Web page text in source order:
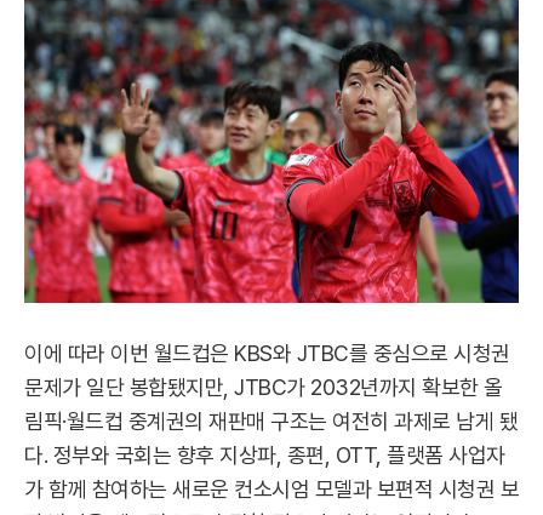
이에 따라 이번 월드컵은 KBS와 JTBC를 중심으로 시청권
문제가 일단 봉합됐지만, JTBC가 2032년까지 확보한 올
림픽·월드컵 중계권의 재판매 구조는 여전히 과제로 남게 됐
다. 정부와 국회는 향후 지상파, 종편, OTT, 플랫폼 사업자
가 함께 참여하는 새로운 컨소시엄 모델과 보편적 시청권 보